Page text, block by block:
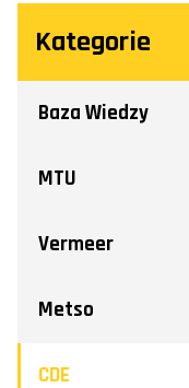
Kategorie
Baza Wiedzy
MTU
Vermeer
Metso
CDE